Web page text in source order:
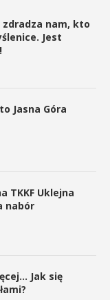
nam, kto
Jest
Jasna Góra
TKKF Uklejna
nabór
Jak się